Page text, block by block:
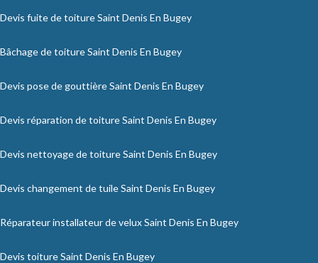
Devis fuite de toiture Saint Denis En Bugey
Bâchage de toiture Saint Denis En Bugey
Devis pose de gouttière Saint Denis En Bugey
Devis réparation de toiture Saint Denis En Bugey
Devis nettoyage de toiture Saint Denis En Bugey
Devis changement de tuile Saint Denis En Bugey
Réparateur installateur de velux Saint Denis En Bugey
Devis toiture Saint Denis En Bugey